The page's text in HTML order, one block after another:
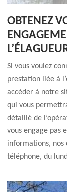
OBTENEZ
Si vous voulez
prestation liée à
accéder à notre
qui vous
détaillé de
vous engage pas
informations, nos
téléphone, du